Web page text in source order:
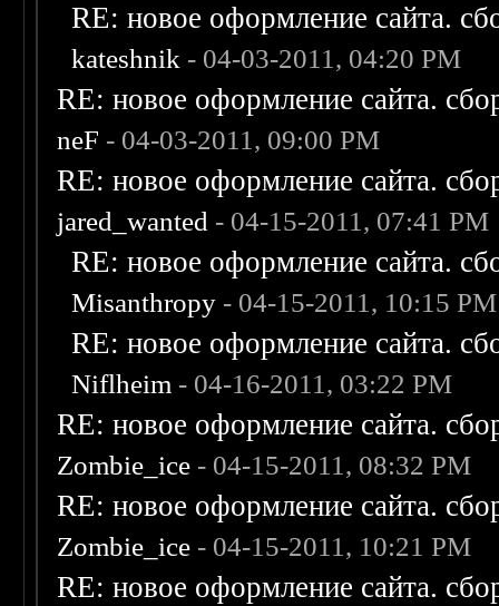
RE: новое оформление сайта.
kateshnik - 04-03-2011, 04:20 PM
RE: новое оформление сайта.
neF - 04-03-2011, 09:00 PM
RE: новое оформление сайта.
jared_wanted - 04-15-2011, 07:41 PM
RE: новое оформление сайта.
Misanthropy - 04-15-2011, 10:15 PM
RE: новое оформление сайта.
Niflheim - 04-16-2011, 03:22 PM
RE: новое оформление сайта.
Zombie_ice - 04-15-2011, 08:32 PM
RE: новое оформление сайта.
Zombie_ice - 04-15-2011, 10:21 PM
RE: новое оформление сайта.